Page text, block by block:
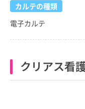
カルテの種類
電子カルテ
クリアス看